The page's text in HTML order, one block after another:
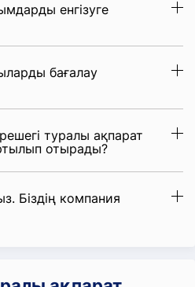
енгізуге
бағалау
туралы ақпарат
отырады?
Біздің компания